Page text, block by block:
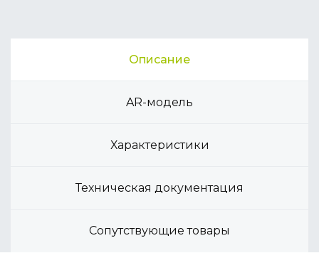
Описание
AR-модель
Характеристики
Техническая документация
Сопутствующие товары